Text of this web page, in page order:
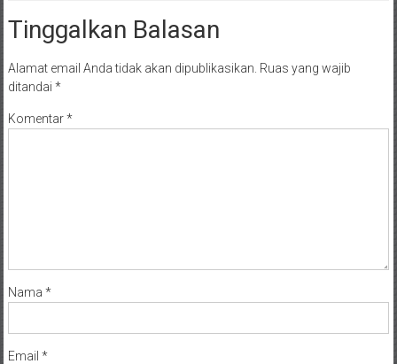
Tinggalkan Balasan
Alamat email Anda tidak akan dipublikasikan. Ruas yang wajib
ditandai *
Komentar*
Nama *
Email *